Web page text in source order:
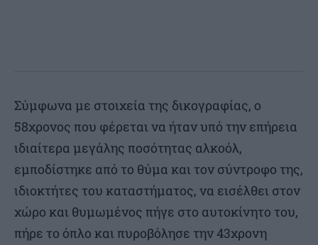
Σύμφωνα με στοιχεία της δικογραφίας, ο
58χρονος που φέρεται να ήταν υπό την επήρεια
ιδιαίτερα μεγάλης ποσότητας αλκοόλ,
εμποδίστηκε από το θύμα και τον σύντροφο της,
ιδιοκτήτες του καταστήματος, να εισέλθει στον
χώρο και θυμωμένος πήγε στο αυτοκίνητο του,
πήρε το όπλο και πυροβόλησε την 43χρονη